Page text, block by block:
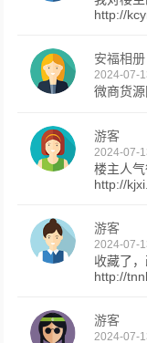
http://
安福相册
2024-07-
微商货
游客
2024-07-
楼主人气
http://
游客
2024-07-
收藏了，
http://
游客
2024-07-